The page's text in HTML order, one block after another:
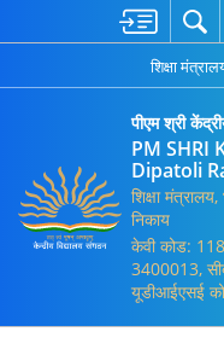
शिक्षा
पीएम श्री
PM SHRI
Dipatoli
शिक्षा
निकाय
केवी कोड:
3400013,
यूडीआईएसई